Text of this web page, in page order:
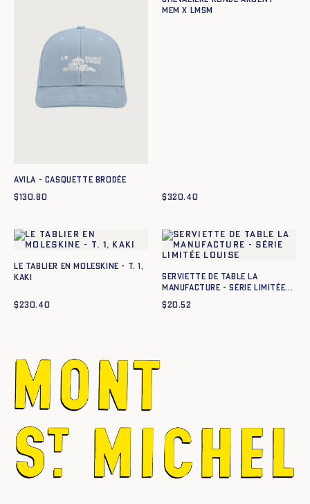
Avila - Casquette brodée
$130.80
MEM X LMSM
$320.40
Le tablier en moleskine - T. 1,
KAKI
$230.40
Serviette de table La
Manufacture - Série Limitée
$20.52